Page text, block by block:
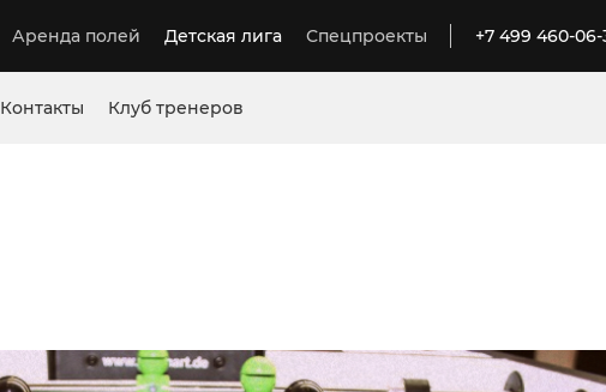
Аренда полей Детская лига Спецпроекты +7 499 460-06-
Контакты Клуб тренеров